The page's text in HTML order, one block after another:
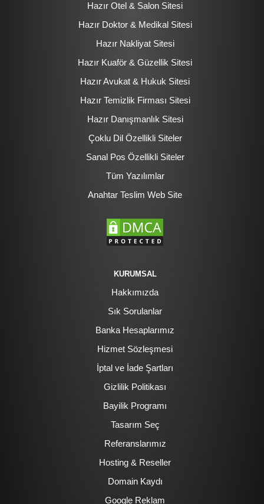
Hazır Otel & Salon Sitesi
Hazır Doktor & Medikal Sitesi
Hazır Nakliyat Sitesi
Hazır Kuaför & Güzellik Sitesi
Hazır Avukat & Hukuk Sitesi
Hazır Temizlik Firması Sitesi
Hazır Danışmanlık Sitesi
Çoklu Dil Özellikli Siteler
Sanal Pos Özellikli Siteler
Tüm Yazılımlar
Anahtar Teslim Web Site
KURUMSAL
Hakkımızda
Sık Sorulanlar
Banka Hesaplarımız
Hizmet Sözleşmesi
İptal ve İade Şartları
Gizlilik Politikası
Bayilik Programı
Tasarım Seç
Referanslarımız
Hosting & Reseller
Domain Kaydı
Google Reklam